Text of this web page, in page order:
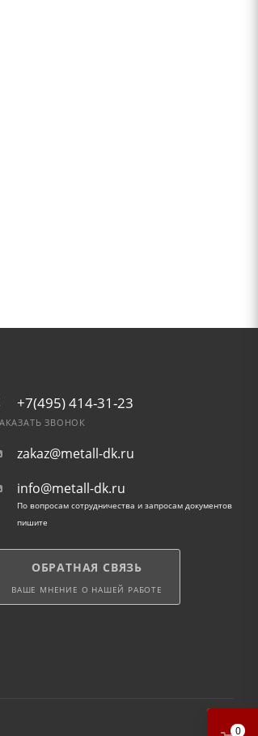
+7(495) 414-31-23
ЗВОНОК
zakaz@metall-dk.ru
info@metall-dk.ru
По вопросам сотрудничества и запросам документов
пишите
ОБРАТНАЯ СВЯЗЬ
ВАШЕ МНЕНИЕ О НАШЕЙ РАБОТЕ
0